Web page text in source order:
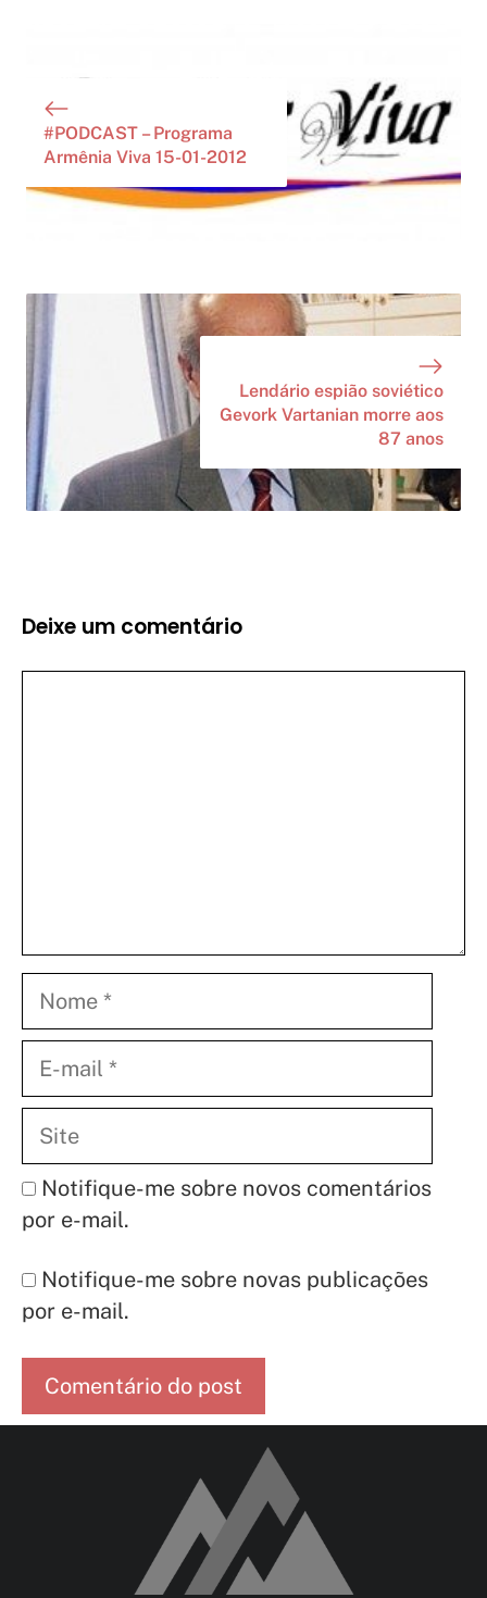
#PODCAST – Programa
Armênia Viva 15-01-2012
Lendário espião soviético
Gevork Vartanian morre aos
87 anos
Deixe um comentário
mail
Notifique-me sobre novos comentários
por e-mail.
Notifique-me sobre novas publicações
por e-mail.